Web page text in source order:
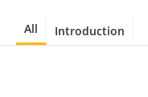
All Introduction